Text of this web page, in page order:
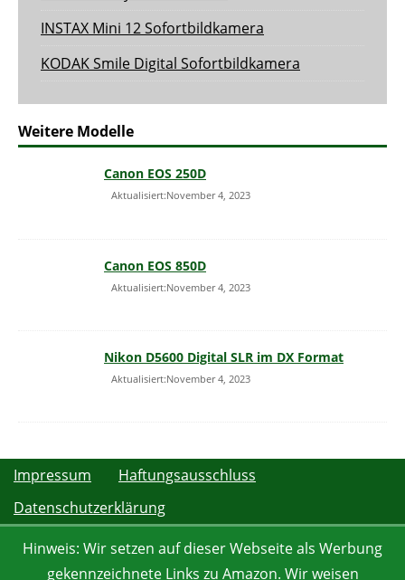
INSTAX Mini 12 Sofortbildkamera
KODAK Smile Digital Sofortbildkamera
Weitere Modelle
Canon EOS 250D
Aktualisiert:November 4, 2023
Canon EOS 850D
Aktualisiert:November 4, 2023
Nikon D5600 Digital SLR im DX Format
Aktualisiert:November 4, 2023
Impressum
Haftungsausschluss
Datenschutzerklärung
Hinweis: Wir setzen auf dieser Webseite als Werbung
gekennzeichnete Links zu Amazon. Wir weisen